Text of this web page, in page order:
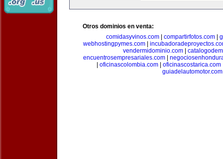
Otros dominios en venta:
comidasyvinos.com| compartirfotos.com|
webhostingpymes.com
vendermidominio.com|
encuentrosempresariales.com|
oficinascolombia.com| oficinascostarica.com
guiadelautomotor.com